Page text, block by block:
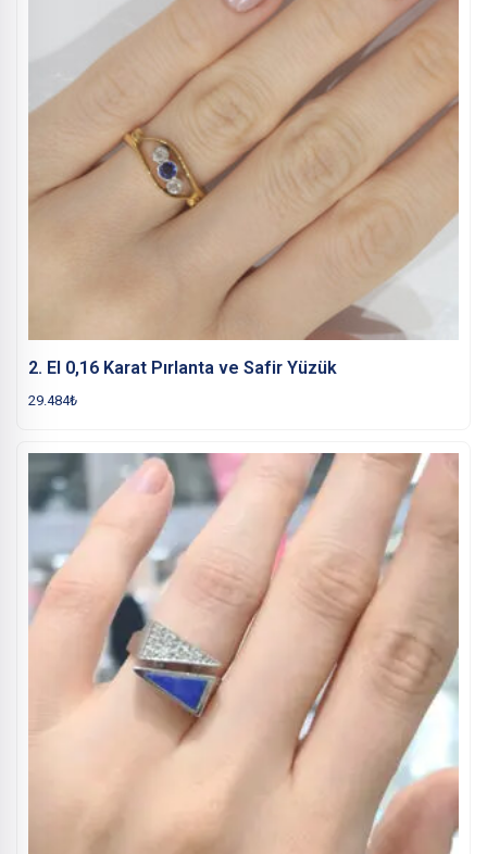
2. El 0,16 Karat Pırlanta ve Safir Yüzük
29.484₺